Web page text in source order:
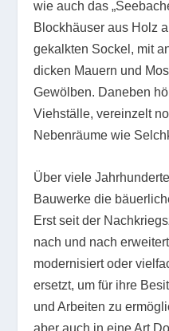
wie auch das
Blockhäuser aus Holz
gekalkten Sockel, mit
dicken Mauern und
Gewölben. Daneben
Viehställe, vereinzelt
Nebenräume wie
Über viele
Bauwerke die
Erst seit der
nach und nach
modernisiert oder
ersetzt, um für ihre
und Arbeiten zu
aber auch in eine Art